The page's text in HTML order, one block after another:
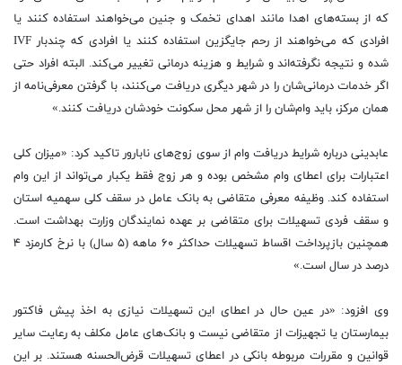
که از بسته‌های اهدا مانند اهدای تخمک و جنین می‌خواهند استفاده کنند یا
افرادی که می‌خواهند از رحم جایگزین استفاده کنند یا افرادی که چندبار IVF
شده و نتیجه نگرفته‌اند و شرایط و هزینه درمانی تغییر می‌کند. البته افراد حتی
اگر خدمات درمانی‌شان را در شهر دیگری دریافت می‌کنند، با گرفتن معرفی‌نامه از
همان مرکز، باید وام‌شان را از شهر محل سکونت خودشان دریافت کنند.»
عابدینی درباره شرایط دریافت وام از سوی زوج‌های نابارور تاکید کرد: «میزان کلی
اعتبارات برای اعطای وام مشخص بوده و هر زوج فقط یکبار می‌تواند از این وام
استفاده کند. وظیفه معرفی متقاضی به بانک عامل در سقف کلی سهمیه‌ استان
و سقف فردی تسهیلات برای متقاضی بر عهده نمایندگان وزارت بهداشت است.
همچنین بازپرداخت اقساط تسهیلات حداکثر ۶۰ ماهه (۵ سال) با نرخ کارمزد ۴
درصد در سال است.»
وی افزود: «در عین حال در اعطای این تسهیلات نیازی به اخذ پیش فاکتور
بیمارستان یا تجهیزات از متقاضی نیست و بانک‌های عامل مکلف به رعایت سایر
قوانین و مقررات مربوطه بانکی در اعطای تسهیلات قرض‌الحسنه هستند. بر این